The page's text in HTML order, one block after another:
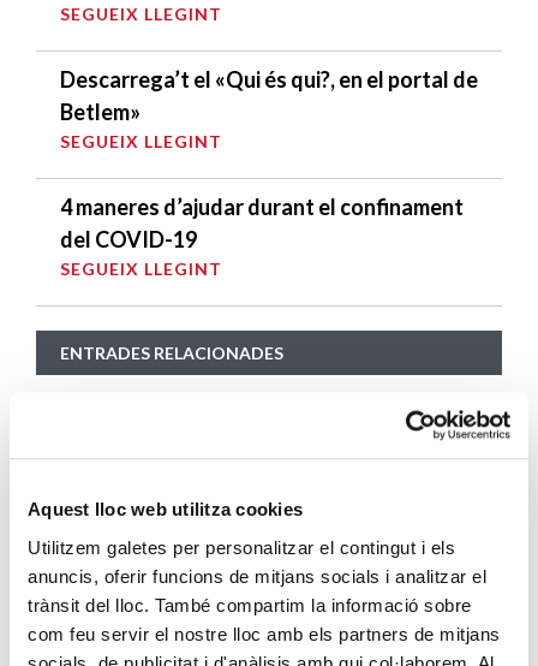
Aquest lloc web utilitza cookies
Utilitzem galetes per personalitzar el contingut i els
anuncis, oferir funcions de mitjans socials i analitzar el
trànsit del lloc. També compartim la informació sobre
com feu servir el nostre lloc amb els partners de mitjans
SEGUEIX LLEGINT
Descarrega’t el «Qui és qui?, en el portal de
Betlem»
SEGUEIX LLEGINT
4 maneres d’ajudar durant el confinament
del COVID-19
SEGUEIX LLEGINT
ENTRADES RELACIONADES
un nou Centre de Suport Matern Infantil a
Cornellà
La crisi de l’habitatge, protagonista de la
campanya de Nadal de Càritas
SEGUEIX LLEGINT